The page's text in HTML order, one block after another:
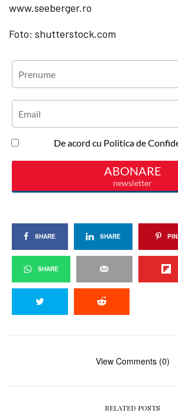
www.seeberger.ro
Foto: shutterstock.com
SHARE SHARE PIN
SHARE
View Comments (0)
RELATED POSTS